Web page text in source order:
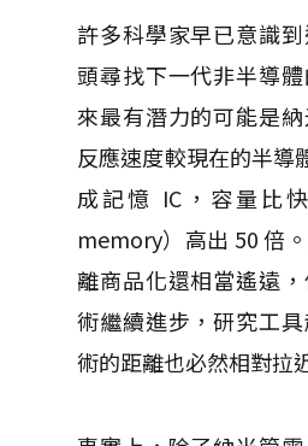
許多科學家早已意識
頭尋找下一代非半導
來最有潛力的可能是
反應速度較現在的半導
成記憶 IC，容量比
memory）高出 50 倍
離商品化還相當遙遠
術繼續進步，研究工
術的距離也必然相對拉